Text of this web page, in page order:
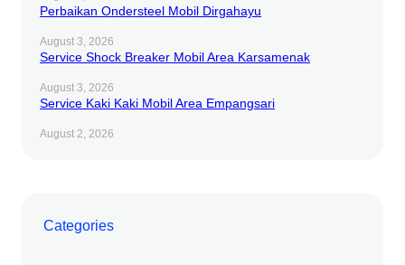
Perbaikan Ondersteel Mobil Dirgahayu
August 3, 2026
Service Shock Breaker Mobil Area Karsamenak
August 3, 2026
Service Kaki Kaki Mobil Area Empangsari
August 2, 2026
Categories